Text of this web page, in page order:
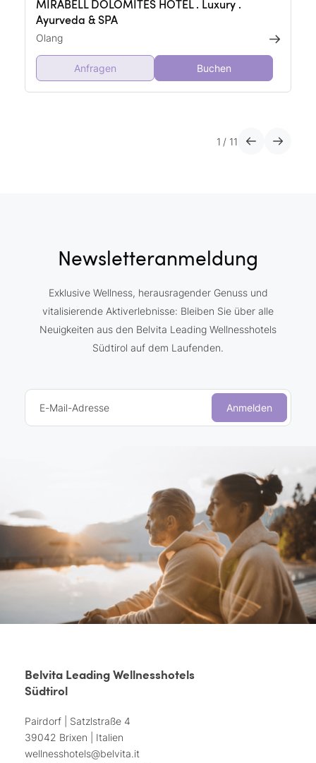
MIRABELL DOLOMITES HOTEL . Luxury .
Ayurveda & SPA
Olang
Anfragen Buchen
1 / 11
Newsletteranmeldung
Exklusive Wellness, herausragender Genuss und
vitalisierende Aktiverlebnisse: Bleiben Sie über alle
Neuigkeiten aus den Belvita Leading Wellnesshotels
Südtirol auf dem Laufenden.
E-Mail-Adresse Anmelden
Belvita Leading Wellnesshotels
Südtirol
Pairdorf | Satzlstraße 4
39042 Brixen | Italien
wellnesshotels@belvita.it